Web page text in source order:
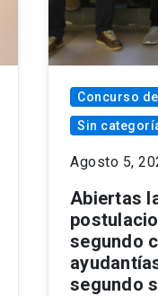
Concurso
Sin
Agosto 5,
Abiertas
segundo
segundo